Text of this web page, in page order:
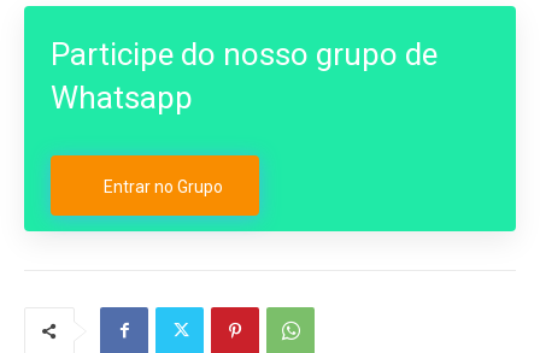
Participe do nosso grupo de
Whatsapp
Entrar no Grupo